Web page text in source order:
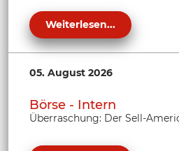
Weiterlesen...
05. August 2026
Börse - Intern
Überraschung: Der Sell-